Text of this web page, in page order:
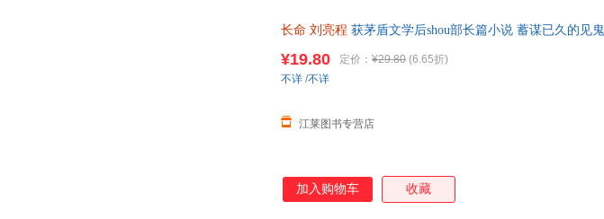
长命 刘亮程 获茅盾文学后shou部长篇小说 蓄谋已久的见
¥19.80 定价： ¥29.80 (6.65折)
江莱图书专营店
不详 /不详
加入购物车 收藏